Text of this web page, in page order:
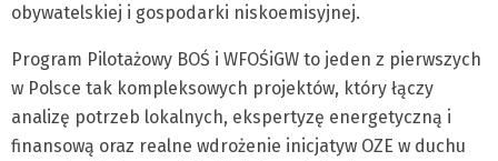
obywatelskiej i gospodarki niskoemisyjnej.
Program Pilotażowy BOŚ i WFOŚiGW to jeden z pierwszych
w Polsce tak kompleksowych projektów, który łączy
analizę potrzeb lokalnych, ekspertyzę energetyczną i
finansową oraz realne wdrożenie inicjatyw OZE w duchu